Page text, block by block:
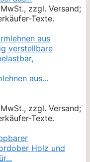
zzgl. Versand;
Texte.
aus...
zzgl. Versand;
Texte.